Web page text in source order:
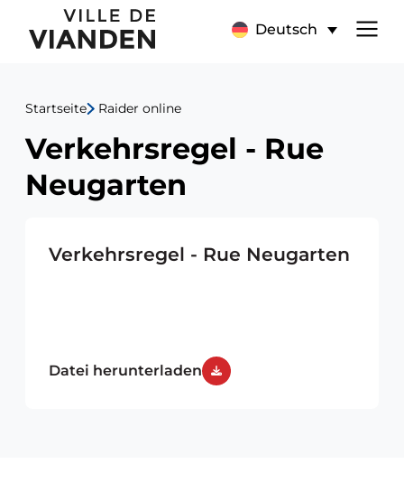
Verkehrsregel
Rue
Neugarten
Deutsch
Hauptnavigationsmenü
Startseite Raider online
Verkehrsregel - Rue
Neugarten
Verkehrsregel - Rue Neugarten
Datei herunterladen